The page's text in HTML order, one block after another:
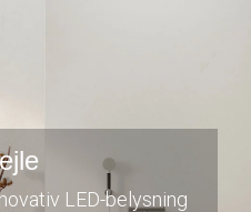
LED-belysning